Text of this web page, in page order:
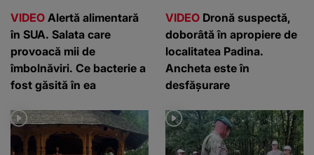
VIDEO Alertă alimentară
în SUA. Salata care
provoacă mii de
îmbolnăviri. Ce bacterie a
fost găsită în ea
VIDEO Dronă suspectă,
doborâtă în apropiere de
localitatea Padina.
Ancheta este în
desfășurare